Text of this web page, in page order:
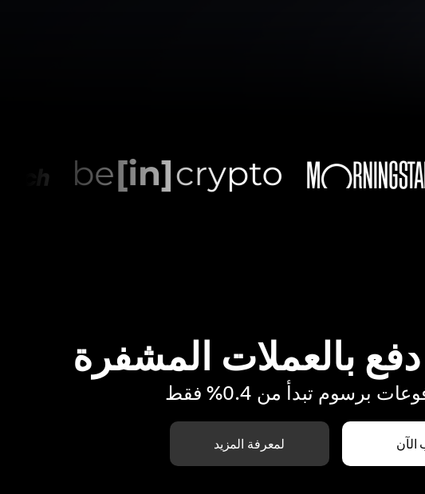
دفع بالعملات المشفرة
برسوم تبدأ من 0.4% فقط
لمعرفة المزيد